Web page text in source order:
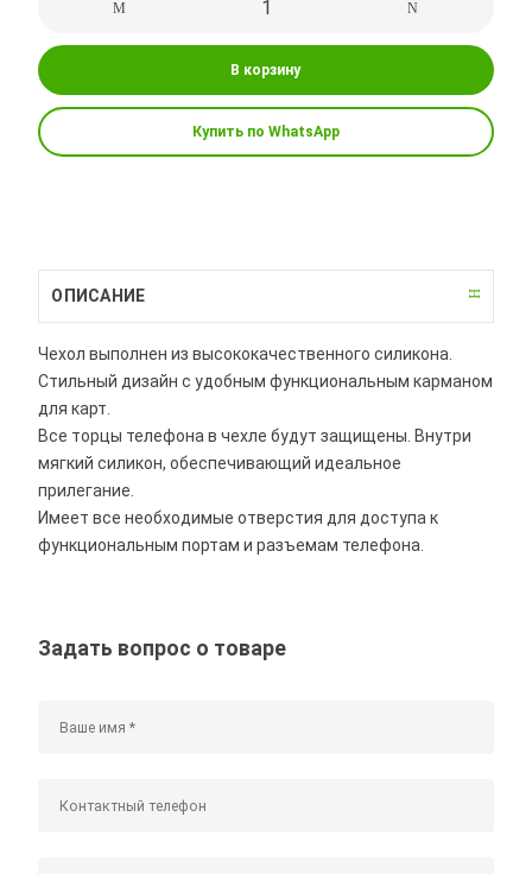
В корзину
Купить по WhatsApp
ОПИСАНИЕ
Чехол выполнен из высококачественного силикона.
Стильный дизайн с удобным функциональным карманом
для карт.
Все торцы телефона в чехле будут защищены. Внутри
мягкий силикон, обеспечивающий идеальное
прилегание.
Имеет все необходимые отверстия для доступа к
функциональным портам и разъемам телефона.
Задать вопрос о товаре